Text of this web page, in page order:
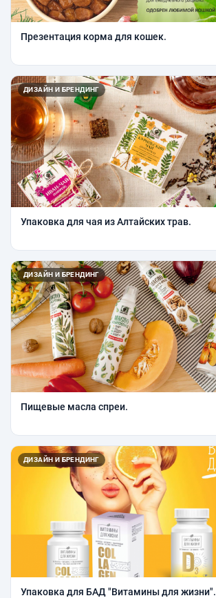
Презентация корма для кошек.
ДИЗАЙН И БРЕНДИНГ
Упаковка для чая из Алтайских трав.
ДИЗАЙН И БРЕНДИНГ
Пищевые масла спреи.
ДИЗАЙН И БРЕНДИНГ
Упаковка для БАД "Витамины для жизни".